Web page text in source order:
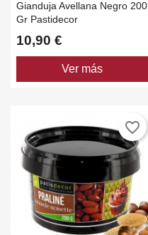
Gianduja Avellana Negro 200
Gr Pastidecor
10,90 €
Ver más
favorite_border